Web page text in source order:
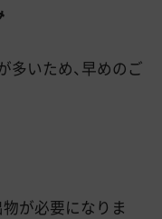
多いため、早めのご
が必要になりま